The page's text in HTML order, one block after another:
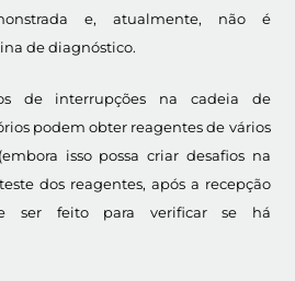
e, atualmente, não é
de diagnóstico.
de interrupções na cadeia de
podem obter reagentes de vários
isso possa criar desafios na
dos reagentes, após a recepção
ser feito para verificar se há